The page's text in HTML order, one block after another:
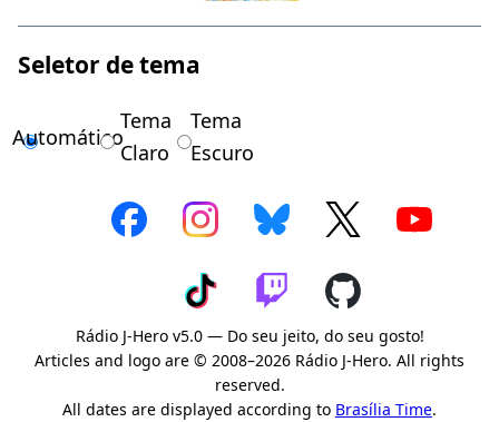
Seletor de tema
Automático
Tema
Claro
Tema
Escuro
Rádio J-Hero v5.0 — Do seu jeito, do seu gosto!
Articles and logo are © 2008–2026 Rádio J-Hero. All rights
reserved.
All dates are displayed according to Brasília Time.